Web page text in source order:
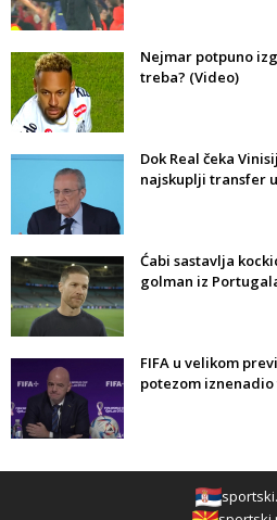
Nejmar potpuno
treba? (Video)
Dok Real čeka
najskuplji transfer
Ćabi sastavlja
golman iz
FIFA u velikom
potezom